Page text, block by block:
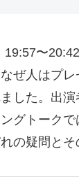
19:57〜
ぜ人はプ
した。出
グトーク
の疑問と